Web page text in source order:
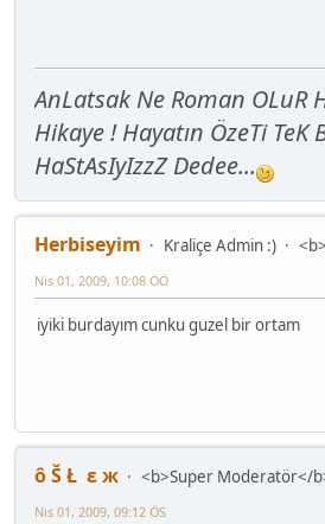
AnLatsak Ne Roman OLuR
Hikaye ! Hayatın ÖzeTi TeK
HaStAsIyIzzZ Dedee...
Herbiseyim Kraliçe Admin :)
Nis 01, 2009, 10:08 ÖÖ
iyiki burdayım cunku guzel bir ortam
ô Š Ł ε ж
<b>Super Moderatör</
Nis 01, 2009, 09:12 ÖS